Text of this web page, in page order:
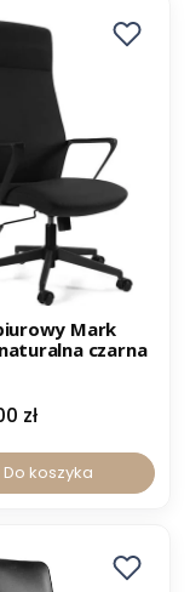
z kodem PROMO12
Mark
czarna
zł
Do koszyka